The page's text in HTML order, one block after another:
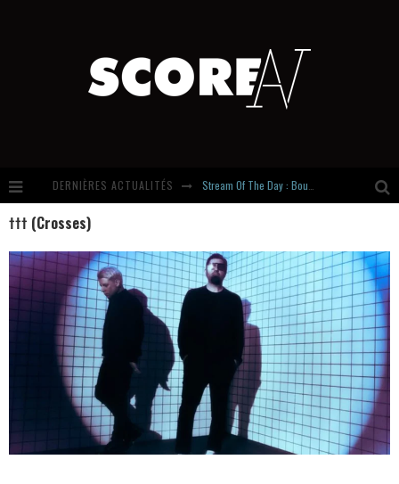
DERNIÈRES ACTUALITÉS
Hardcore, Actually. Meet Cút Lộn
Introducing Newcomer : Gudewife
††† (Crosses)